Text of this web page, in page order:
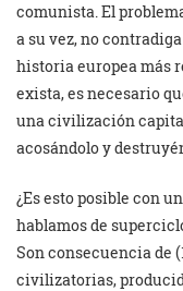
comunista. El
a su vez, no
historia europea más
exista, es necesario
una civilización
acosándolo y
¿Es esto posible con
hablamos de
Son consecuencia de
civilizatorias,